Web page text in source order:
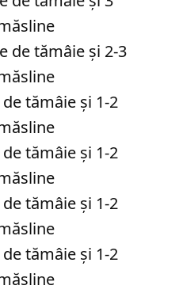
de tămâie și 2-3
tămâie și 1-2
tămâie și 1-2
tămâie și 1-2
tămâie și 1-2